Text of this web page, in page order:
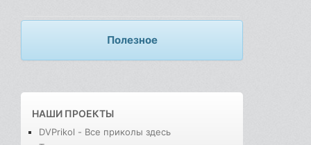
Полезное
НАШИ ПРОЕКТЫ
DVPrikol - Все приколы здесь